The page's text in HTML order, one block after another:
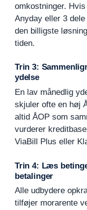
omkostninger.
Anyday eller 3
den billigste
tiden.
Trin 3:
ydelse
En lav månedlig
skjuler ofte en høj
altid ÅOP som
vurderer
ViaBill Plus eller
Trin 4: Læs
betalinger
Alle udbydere
tilføjer morarente